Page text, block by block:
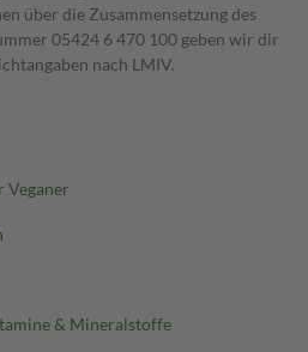
über die Zusammensetzung des
05424 6 470 100 geben wir dir
nach LMIV.
Veganer
& Mineralstoffe